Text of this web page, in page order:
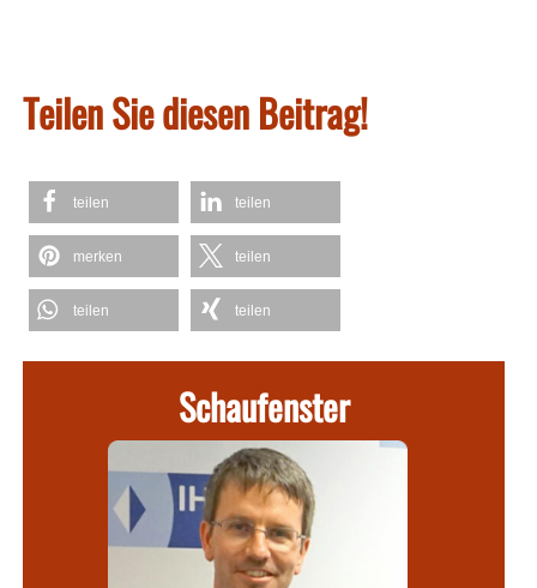
Teilen Sie diesen Beitrag!
teilen teilen
merken teilen
teilen teilen
Schaufenster